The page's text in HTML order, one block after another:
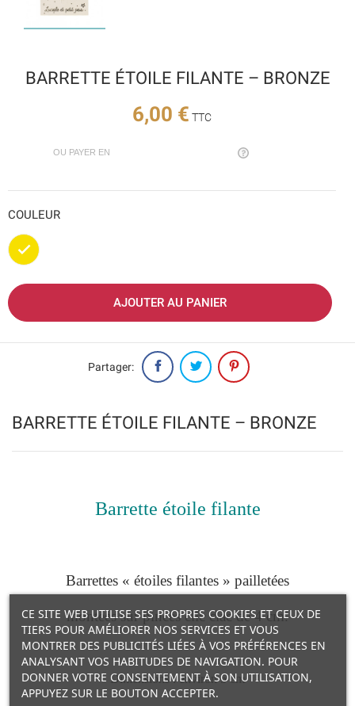
BARRETTE ÉTOILE FILANTE – BRONZE
Barrette étoile filante
Barrettes « étoiles filantes » pailletées
montées sur pinces clic clac de 4 cm.
Dimensions : environ 5 cm
BARRETTE ÉTOILE FILANTE – BRONZE
6,00 € TTC
OU PAYER EN
COULEUR
Doré
AJOUTER AU PANIER
Partager:
CE SITE WEB UTILISE SES PROPRES COOKIES ET CEUX DE
TIERS POUR AMÉLIORER NOS SERVICES ET VOUS
MONTRER DES PUBLICITÉS LIÉES À VOS PRÉFÉRENCES EN
ANALYSANT VOS HABITUDES DE NAVIGATION. POUR
DONNER VOTRE CONSENTEMENT À SON UTILISATION,
APPUYEZ SUR LE BOUTON ACCEPTER.